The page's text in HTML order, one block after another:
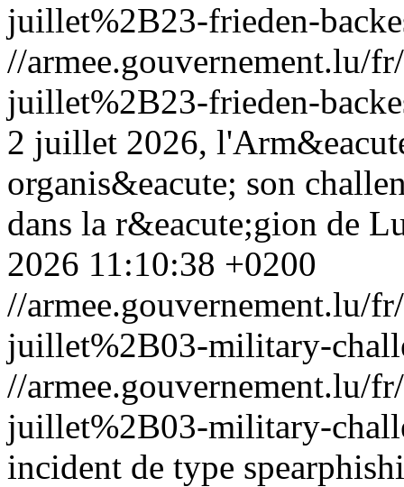
juillet%2B23-frieden-
//armee.gouvernement.lu/
juillet%2B23-frieden-
2 juillet 2026,
organis&eacute; son
dans la r&eacute;gion de
2026 11:10:38 +0200
//armee.gouvernement.lu/
juillet%2B03-military-
//armee.gouvernement.lu/
juillet%2B03-military-
incident de type